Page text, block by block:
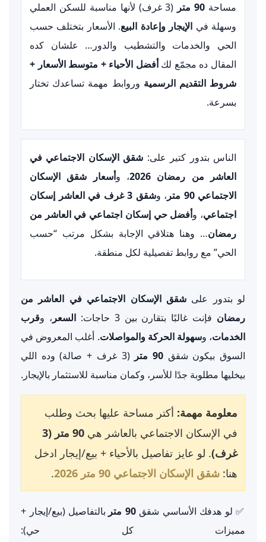
مساحة 90 متر
(3 غرف) لأنها مناسبة للسكن العملي
وسهلة في الإيجار وإعادة البيع. الأسعار بتختلف حسب
الحي والخدمات والتشطيب والدور… علشان كده
المقال ده مجمّع لكأفضل الأحياء + متوسط الأسعار +
شروط التقديم الرسمية وروابط مهمة تساعدك تختار
بسرعة.
الناس بتدور كتير على: شقق الإسكان الاجتماعي في
العاشر من رمضان 2026
، وأسعار شقق الإسكان
الاجتماعي 90 متر
، و
شقق 3 غرف في العاشر إسكان
اجتماعي، وأفضل حي إسكان اجتماعي في العاشر من
رمضان… وهنا هتلاقي الإجابة بشكل مرتب “حسب
الحي” مع روابط تفصيلية لكل منطقة.
لو بتدور علىشقق الإسكان الاجتماعي في العاشر من
رمضان فإنت غالبًا بتقارن بين 3 حاجات: السعر ، وقرب
الخدمات، وسهولة الحركة والمواصلات. أغلب المعروض في
السوق بيكون شقق90 متر
(3 غرف + صالة) وده اللي
بيخليها مطلوبة جدًا للأسر، وكمان مناسبة للاستثمار بالإيجار.
معلومة مهمة: أكتر مساحة عليها بحث وطلب
في الإسكان الاجتماعي بالعاشر هي
90 متر (3
غرف). لو عايز تفاصيل بالأحياء + بيع/إيجار ادخل
هنا: شقق الإسكان الاجتماعي 90 متر 2026 .
✅ لو هدفك الأساسي شقق90 متر
بالتفاصيل (بيع/إيجار +
مميزات كل حي):